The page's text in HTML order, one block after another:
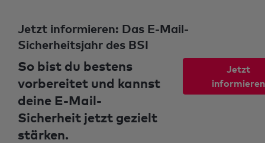
Jetzt informieren: Das E-Mail-
Sicherheitsjahr des BSI
So bist du bestens
vorbereitet und kannst
deine E-Mail-
Sicherheit jetzt gezielt
stärken.
Jetzt
informieren